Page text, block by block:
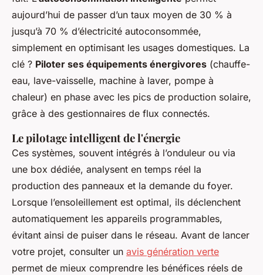
aujourd’hui de passer d’un taux moyen de 30 % à
jusqu’à 70 % d’électricité autoconsommée,
simplement en optimisant les usages domestiques. La
clé ? Piloter ses équipements énergivores (chauffe-
eau, lave-vaisselle, machine à laver, pompe à
chaleur) en phase avec les pics de production solaire,
grâce à des gestionnaires de flux connectés.
Le pilotage intelligent de l'énergie
Ces systèmes, souvent intégrés à l’onduleur ou via
une box dédiée, analysent en temps réel la
production des panneaux et la demande du foyer.
Lorsque l’ensoleillement est optimal, ils déclenchent
automatiquement les appareils programmables,
évitant ainsi de puiser dans le réseau. Avant de lancer
votre projet, consulter un avis génération verte
permet de mieux comprendre les bénéfices réels de